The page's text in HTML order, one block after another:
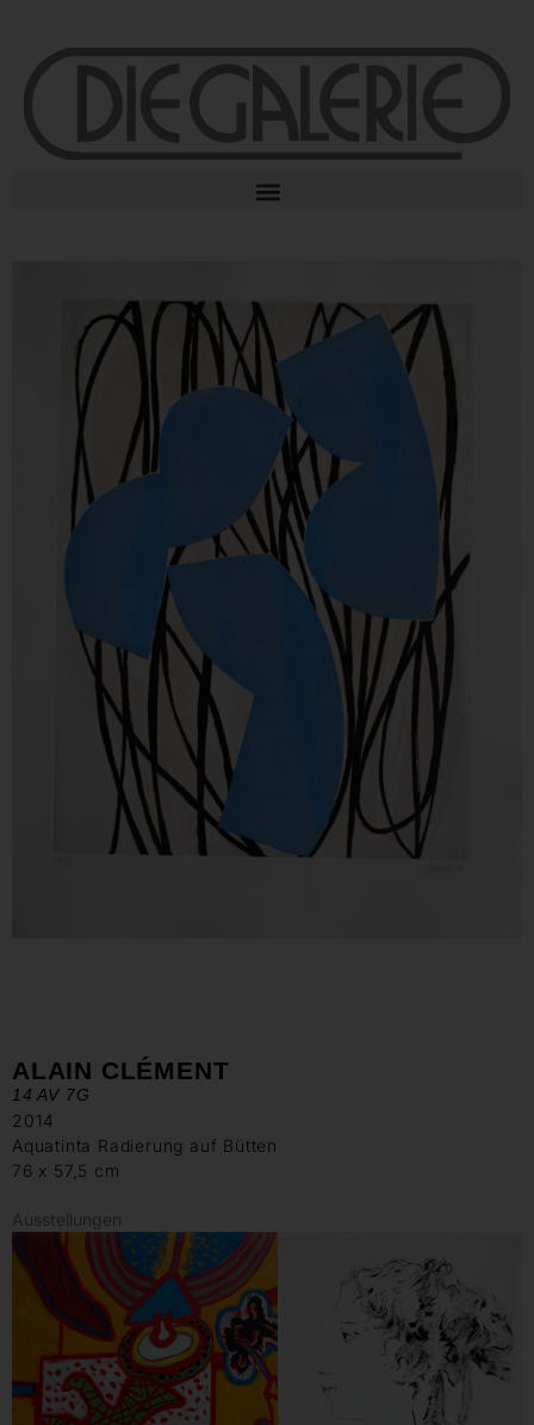
ALAIN CLÉMENT
14 AV 7G
2014
Aquatinta Radierung auf Bütten
76 x 57,5 cm
Ausstellungen